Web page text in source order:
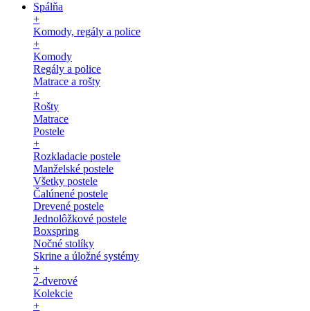
Spálňa
+
Komody, regály a police
+
Komody
Regály a police
Matrace a rošty
+
Rošty
Matrace
Postele
+
Rozkladacie postele
Manželské postele
Všetky postele
Čalúnené postele
Drevené postele
Jednolôžkové postele
Boxspring
Nočné stolíky
Skrine a úložné systémy
+
2-dverové
Kolekcie
+